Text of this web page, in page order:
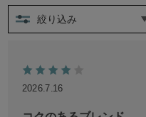
絞り込み
2026.7.16